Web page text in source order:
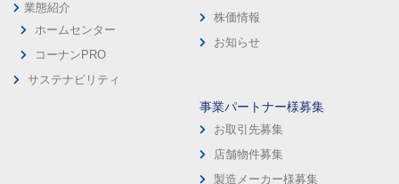
業態紹介
ホームセンター
コーナンPRO
サステナビリティ
株価情報
お知らせ
事業パートナー様募集
お取引先募集
店舗物件募集
製造メーカー様募集